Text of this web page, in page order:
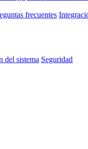
frecuentes
del sistema Seguridad